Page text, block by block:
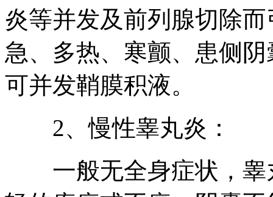
炎等并发及前列腺切除
急、多热、寒颤、患侧
可并发鞘膜积液。
2、慢性睾丸炎：
一般无全身症状，睾